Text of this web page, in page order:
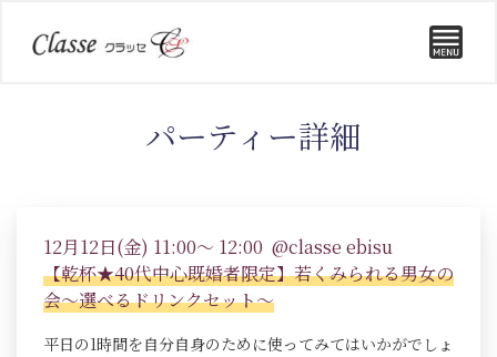
パーティー詳細
12月12日(金) 11:00～ 12:00 @classe ebisu
【乾杯★40代中心既婚者限定】若くみられる男女の
会～選べるドリンクセット～
平日の1時間を自分自身のために使ってみてはいかがでしょ